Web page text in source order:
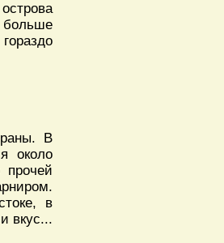
больше
В
около
в
вкус...